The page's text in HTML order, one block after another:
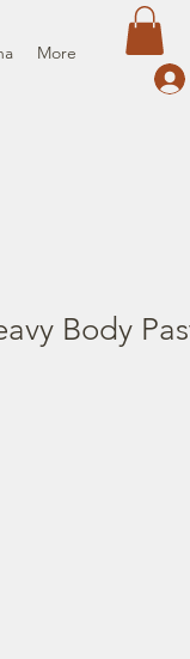
More
Body